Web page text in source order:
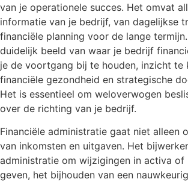
van je operationele succes. Het omvat
informatie van je bedrijf, van dagelijkse
financiële planning voor de lange
duidelijk beeld van waar je bedrijf
je de voortgang bij te houden, inzicht te
financiële gezondheid en strategische
Het is essentieel om weloverwogen
over de richting van je bedrijf.
Financiële administratie gaat niet alleen
van inkomsten en uitgaven. Het
administratie om wijzigingen in activa of
geven, het bijhouden van een